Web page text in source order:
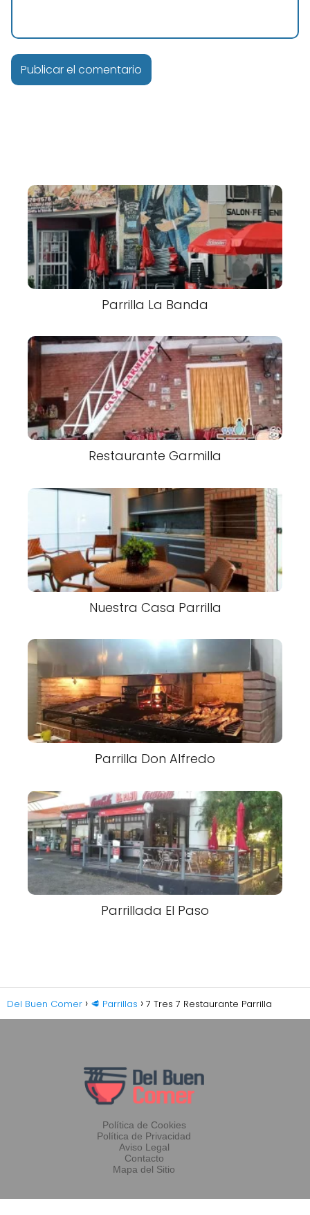
Parrilla La Banda
Restaurante Garmilla
Nuestra Casa Parrilla
Parrilla Don Alfredo
Parrillada El Paso
Del Buen Comer 🥩 Parrillas 7 Tres 7 Restaurante Parrilla
Política de Cookies
Política de Privacidad
Aviso Legal
Contacto
Mapa del Sitio